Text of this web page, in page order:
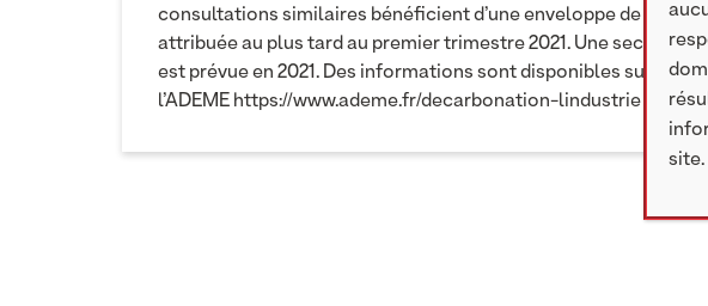
consultations similaires bénéficient d’une enveloppe de 200
attribuée au plus tard au premier trimestre 2021. Une seconde
est prévue en 2021. Des informations sont disponibles sur le
l’ADEME https://www.ademe.fr/decarbonation-lindustrie
site.